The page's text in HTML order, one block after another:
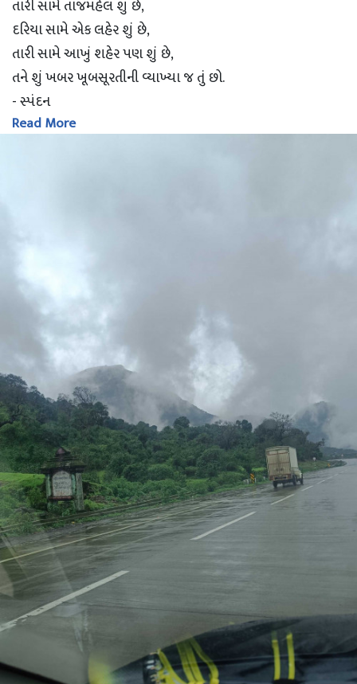
તારી સામે તાજમહેલ શું છે,
દરિયા સામે એક લહેર શું છે,
તારી સામે આખું શહેર પણ શું છે,
તને શું ખબર ખૂબસૂરતીની વ્યાખ્યા જ તું છો.
- સ્પંદન
Read More